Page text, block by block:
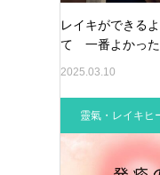
レイキができる
て 一番よかった
2025.03.10
靈氣・レイキヒ